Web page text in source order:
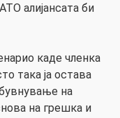
алијансата би
каде членка
така ја остава
на
на грешка и